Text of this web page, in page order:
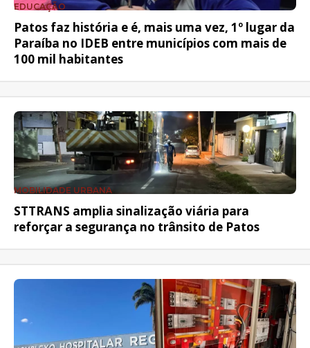
EDUCAÇÃO
Patos faz história e é, mais uma vez, 1º lugar da
Paraíba no IDEB entre municípios com mais de
100 mil habitantes
MOBILIDADE URBANA
STTRANS amplia sinalização viária para
reforçar a segurança no trânsito de Patos